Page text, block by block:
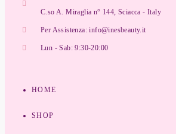
C.so A. Miraglia n° 144, Sciacca - Italy
Per Assistenza: info@inesbeauty.it
Lun - Sab: 9:30-20:00
HOME
SHOP